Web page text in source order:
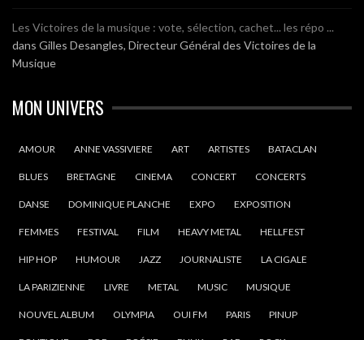
Les Victoires de la musique : vote, sélection, cachet... les répo ...
dans Gilles Desangles, Directeur Général des Victoires de la
Musique
MON UNIVERS
AMOUR ANNE VASSIVIERE ART ARTISTES BATACLAN
BLUES BRETAGNE CINEMA CONCERT CONCERTS
DANSE DOMINIQUE PLANCHE EXPO EXPOSITION
FEMMES FESTIVAL FILM HEAVY METAL HELLFEST
HIP HOP HUMOUR JAZZ JOURNALISTE LA CIGALE
LA PARIZIENNE LIVRE METAL MUSIC MUSIQUE
NOUVEL ALBUM OLYMPIA OUI FM PARIS PINUP